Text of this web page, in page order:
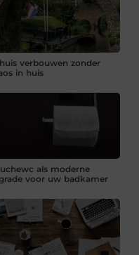
verbouwen zonder
in huis
als moderne
voor uw badkamer